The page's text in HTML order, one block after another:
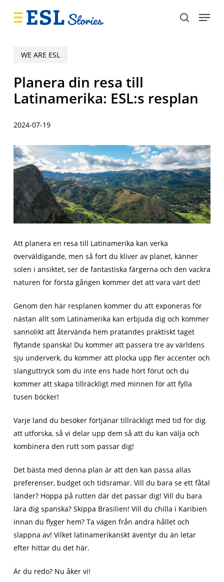
search
Menu
WE ARE ESL
Planera din resa till
Latinamerika: ESL:s resplan
2024-07-19
Att planera en resa till Latinamerika kan verka
överväldigande, men så fort du kliver av planet, känner
solen i ansiktet, ser de fantastiska färgerna och den vackra
naturen för första gången kommer det att vara värt det!
Genom den här resplanen kommer du att exponeras för
nästan allt som Latinamerika kan erbjuda dig och kommer
sannolikt att återvända hem pratandes praktiskt taget
flytande spanska! Du kommer att passera tre av världens
sju underverk, du kommer att plocka upp fler accenter och
slanguttryck som du inte ens hade hört förut och du
kommer att skapa tillräckligt med minnen för att fylla
tusen böcker!
Varje land du besöker förtjänar tillräckligt med tid för dig
att utforska, så vi delar upp dem så att du kan välja och
kombinera den rutt som passar dig!
Det bästa med denna plan är att den kan passa allas
preferenser, budget och tidsramar. Vill du bara se ett fåtal
länder? Hoppa på rutten där det passar dig! Vill du bara
lära dig spanska? Skippa Brasilien! Vill du chilla i Karibien
innan du flyger hem? Ta vägen från andra hållet och
slappna av! Vilket latinamerikanskt äventyr du än letar
efter hittar du det här.
Är du redo? Nu åker vi!